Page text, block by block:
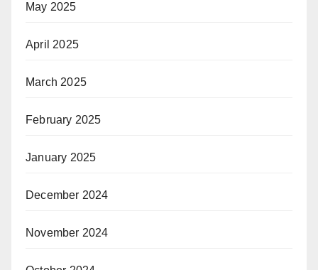
May 2025
April 2025
March 2025
February 2025
January 2025
December 2024
November 2024